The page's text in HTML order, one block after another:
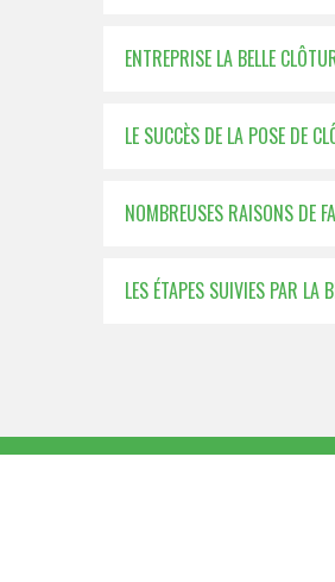
ENTREPRISE LA BELLE
LE SUCCÈS DE LA POSE DE
NOMBREUSES RAISONS DE
LES ÉTAPES SUIVIES PAR LA